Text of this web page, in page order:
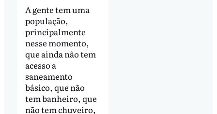
A gente tem uma
população,
principalmente
nesse momento,
que ainda não tem
acesso a
saneamento
básico, que não
tem banheiro, que
não tem chuveiro,